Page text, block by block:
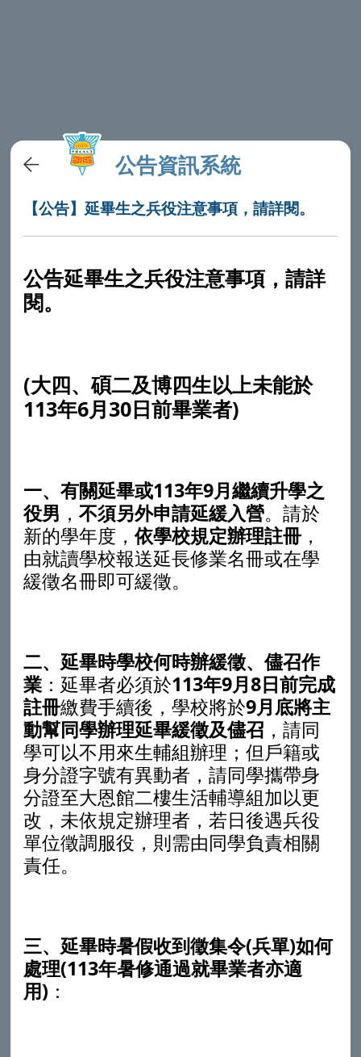
公告資訊系統
【公告】延畢生之兵役注意事項，請詳閱。
公告延畢生之兵役注意事項，請詳
閱。
(大四、碩二及博四生以上未能於
113年6月30日前畢業者)
一、有關延畢或113年9月繼續升學之
役男 ，不須另外申請延緩入營。請於
新的學年度，依學校規定辦理註冊 ，
由就讀學校報送延長修業名冊或在學
緩徵名冊即可緩徵。
二、延畢時學校何時辦緩徵、儘召作
業：延畢者必須於113年9月8日前完成
註冊繳費手續後，學校將於9月底將主
動幫同學辦理延畢緩徵及儘召 ，請同
學可以不用來生輔組辦理；但戶籍或
身分證字號有異動者，請同學攜帶身
分證至大恩館二樓生活輔導組加以更
改，未依規定辦理者，若日後遇兵役
單位徵調服役，則需由同學負責相關
責任。
三、延畢時暑假收到徵集令(兵單)如何
處理(113年暑修通過就畢業者亦適
用) ：